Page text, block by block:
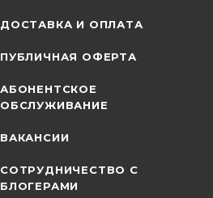
ДОСТАВКА И ОПЛАТА
ПУБЛИЧНАЯ ОФЕРТА
АБОНЕНТСКОЕ
ОБСЛУЖИВАНИЕ
ВАКАНСИИ
СОТРУДНИЧЕСТВО С
БЛОГЕРАМИ